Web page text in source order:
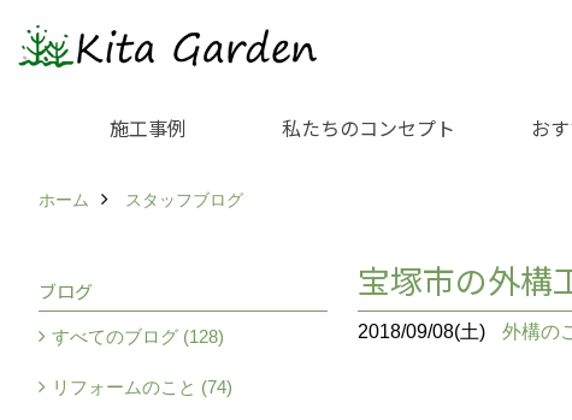
施工事例 私たちのコンセプト お
ホーム スタッフブログ
宝塚市の外構
2018/09/08(土) 外構の
ブログ
すべてのブログ (128)
リフォームのこと (74)